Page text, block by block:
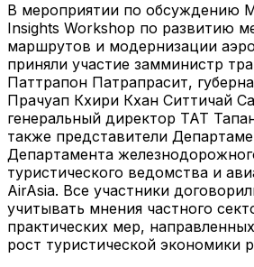
В мероприятии по обсуждению
Insights Workshop по развитию
маршрутов и модернизации
приняли участие замминистр
Паттрапон Патрапрасит,
Прачуап Кхири Кхан Ситтичай
генеральный директор TAT
также представители
Департамента
туристического ведомства и
AirAsia. Все участники
учитывать мнения частного
практических мер,
рост туристической экономики